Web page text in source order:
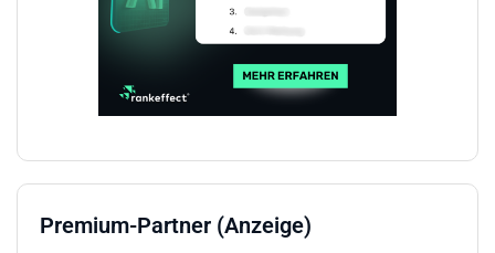
Premium-Partner (Anzeige)